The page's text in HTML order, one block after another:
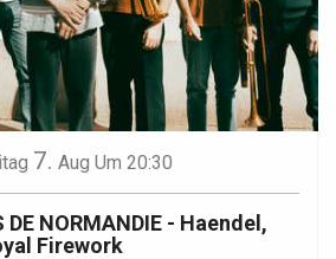
7. Aug Um 20:30
DE NORMANDIE - Haendel,
Firework